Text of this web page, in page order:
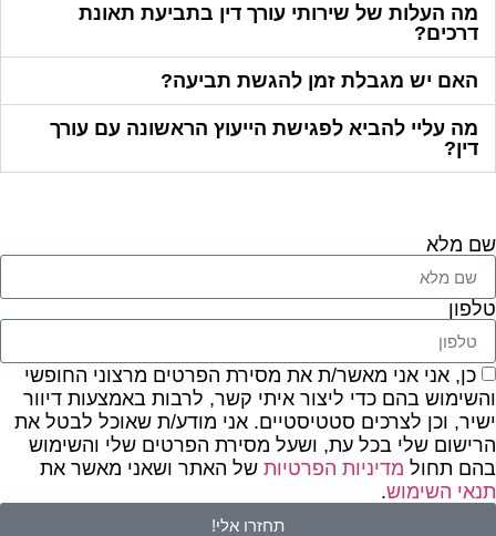
מה העלות של שירותי עורך דין בתביעת תאונת
דרכים?
האם יש מגבלת זמן להגשת תביעה?
מה עליי להביא לפגישת הייעוץ הראשונה עם עורך
דין?
שם מלא
טלפון
כן, אני אני מאשר/ת את מסירת הפרטים מרצוני החופשי
והשימוש בהם כדי ליצור איתי קשר, לרבות באמצעות דיוור
ישיר, וכן לצרכים סטטיסטיים. אני מודע/ת שאוכל לבטל את
הרישום שלי בכל עת, ושעל מסירת הפרטים שלי והשימוש
בהם תחול מדיניות הפרטיות של האתר ושאני מאשר את
תנאי השימוש.
תחזרו אלי!